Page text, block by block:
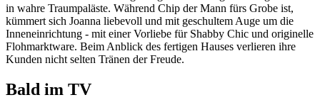
in wahre Traumpaläste. Während Chip der Mann fürs Grobe ist,
kümmert sich Joanna liebevoll und mit geschultem Auge um die
Inneneinrichtung - mit einer Vorliebe für Shabby Chic und originelle
Flohmarktware. Beim Anblick des fertigen Hauses verlieren ihre
Kunden nicht selten Tränen der Freude.
Bald im TV